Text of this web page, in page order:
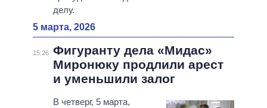
делу.
5 марта, 2026
15:26 Фигуранту дела «Мидас»
Миронюку продлили арест
и уменьшили залог
В четверг, 5 марта,